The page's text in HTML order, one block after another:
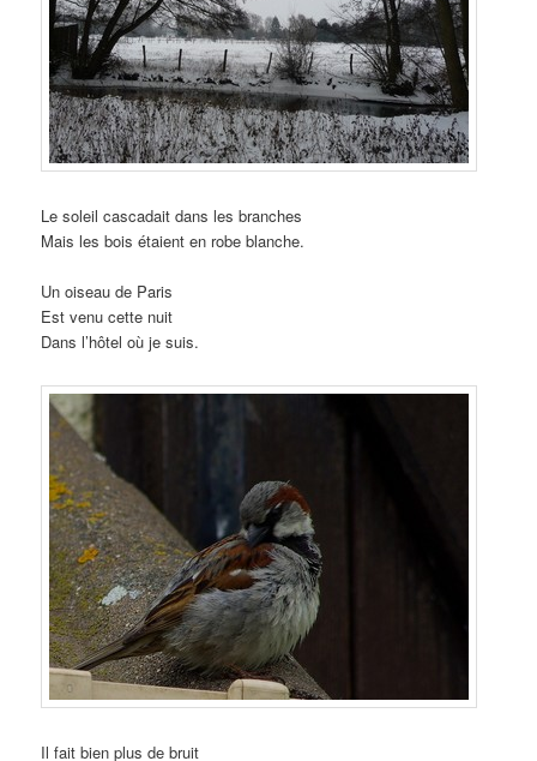
Le soleil cascadait dans les branches
Mais les bois étaient en robe blanche.
Un oiseau de Paris
Est venu cette nuit
Dans l’hôtel où je suis.
Il fait bien plus de bruit